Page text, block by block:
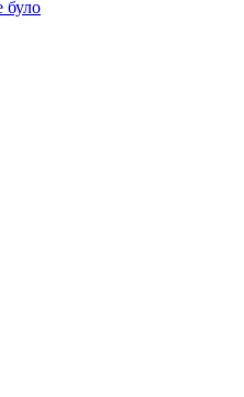
було